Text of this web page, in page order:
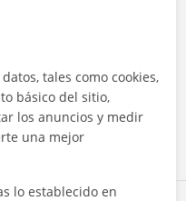
tales como cookies,
básico del sitio,
los anuncios y medir
una mejor
lo establecido en